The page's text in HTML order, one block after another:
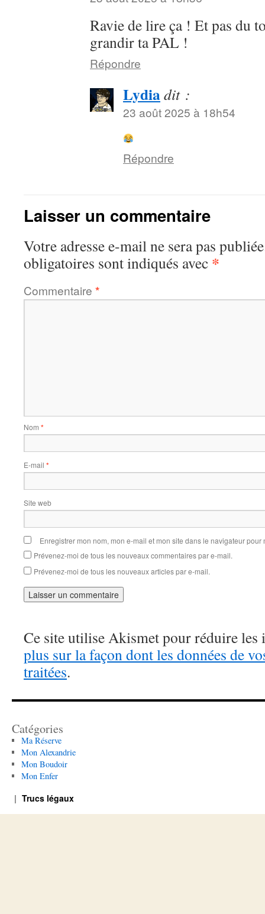
Ravie de lire ça ! Et pas du
grandir ta PAL !
Répondre
Lydiadit :
23 août 2025 à 18h54
Répondre
Laisser un commentaire
Votre adresse e-mail ne sera pas
obligatoires sont indiqués avec *
Commentaire *
Nom *
E-mail *
Site web
Enregistrer mon nom, mon e-mail et mon site dans le navigateur
Prévenez-moi de tous les nouveaux commentaires par e-mail.
Prévenez-moi de tous les nouveaux articles par e-mail.
Ce site utilise Akismet pour réduire les
plus sur la façon dont les données de
traitées.
Catégories
Ma Réserve
Mon Alexandrie
Mon Boudoir
Mon Enfer
Trucs légaux